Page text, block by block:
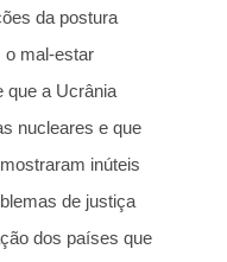
da postura
o mal-estar
que a Ucrânia
nucleares e que
inúteis
de justiça
dos países que